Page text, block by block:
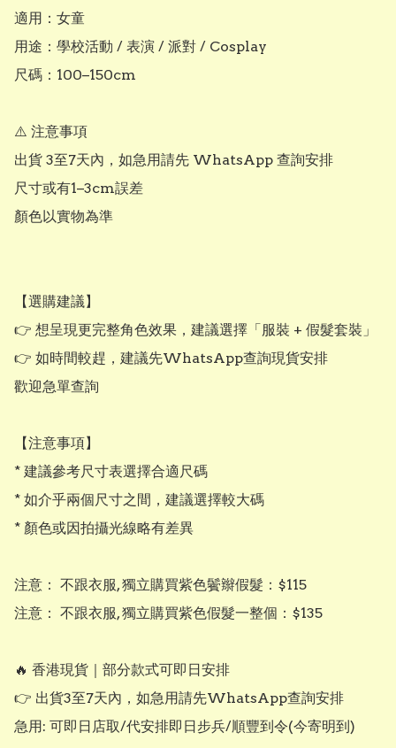
適用：女童
用途：學校活動 / 表演 / 派對 / Cosplay
尺碼：100–150cm
⚠️ 注意事項
出貨 3至7天內，如急用請先 WhatsApp 查詢安排
尺寸或有1–3cm誤差
顏色以實物為準
【選購建議】
👉 想呈現更完整角色效果，建議選擇「服裝 + 假髮套裝」
👉 如時間較趕，建議先WhatsApp查詢現貨安排
歡迎急單查詢
【注意事項】
* 建議參考尺寸表選擇合適尺碼
* 如介乎兩個尺寸之間，建議選擇較大碼
* 顏色或因拍攝光線略有差異
注意： 不跟衣服, 獨立購買紫色鬢辮假髮：$115
注意： 不跟衣服, 獨立購買紫色假髮一整個：$135
🔥 香港現貨｜部分款式可即日安排
👉 出貨3至7天內，如急用請先WhatsApp查詢安排
急用: 可即日店取/代安排即日步兵/順豐到令(今寄明到)